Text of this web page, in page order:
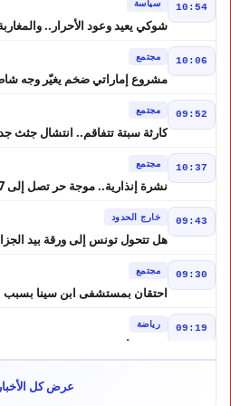
10:54
شوكي يعيد وعود الأحرار..
10:06 مجتمع
مشروع إماراتي ضخم يغيّر وجه
09:52 مجتمع
كارثة سبتة تتفاقم.. انتشال جثث
10:37 مجتمع
09:43 خارج الحدود
هل تتحول تونس إلى ورقة بيد
09:30 مجتمع
احتقان بمستشفى ابن سينا بسبب
09:19 رياضة
لبؤات الأطلس إلى ربع النهائي في
كيف تحولت إشاعة إلى موجة هجرة ؟
عرض كل